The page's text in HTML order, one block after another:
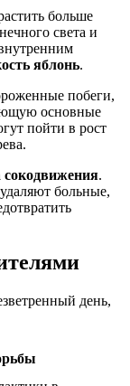
больше
света и
яблонь.
побеги,
основные
пойти в рост
сокодвижения.
больные,
день,